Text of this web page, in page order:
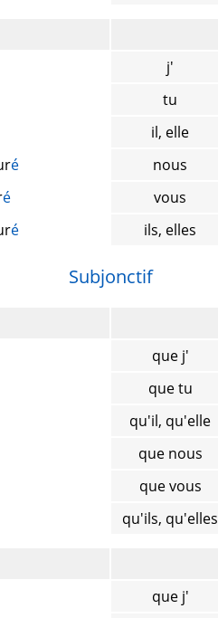
é
é
é
j'
tu
il, elle
nous
vous
ils, elles
Subjonctif
que j'
que tu
qu'il, qu'elle
que nous
que vous
qu'ils, qu'elles
que j'